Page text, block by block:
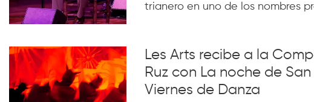
trianero en uno de los nombres
Les Arts recibe a la
Ruz con La noche de
Viernes de Danza